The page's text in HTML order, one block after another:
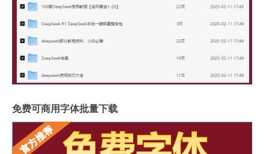
免费可商用字体批量下载